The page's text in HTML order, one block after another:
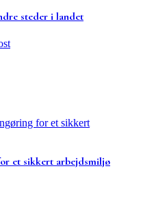
steder i landet
et sikkert arbejdsmiljø